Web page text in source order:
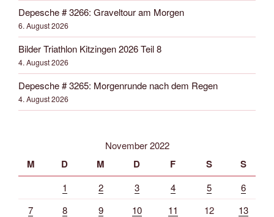
Depesche # 3266: Graveltour am Morgen
6. August 2026
Bilder Triathlon Kitzingen 2026 Teil 8
4. August 2026
Depesche # 3265: Morgenrunde nach dem Regen
4. August 2026
November 2022
M D M D F S S
1 2 3 4 5
6
7
8 9 10 11 12
13